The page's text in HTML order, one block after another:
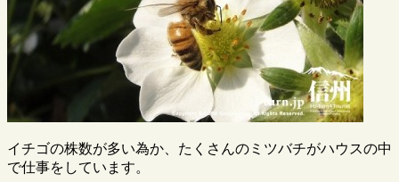
イチゴの株数が多い為か、たくさんのミツバチがハウスの中
で仕事をしています。